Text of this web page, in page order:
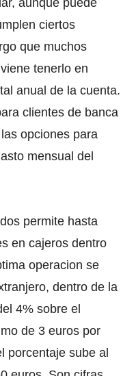
aunque puede
ciertos
que muchos
tenerlo en
anual de la cuenta.
clientes de banca
opciones para
mensual del
permite hasta
en cajeros dentro
operacion se
dentro de la
4% sobre el
de 3 euros por
porcentaje sube al